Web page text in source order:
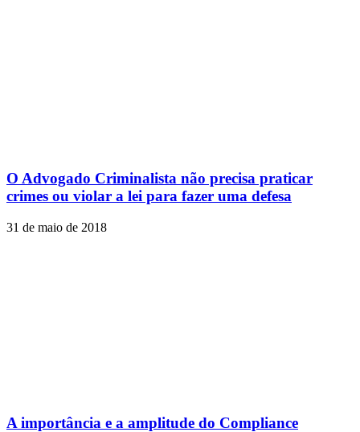
O Advogado Criminalista não precisa praticar
crimes ou violar a lei para fazer uma defesa
31 de maio de 2018
A importância e a amplitude do Compliance